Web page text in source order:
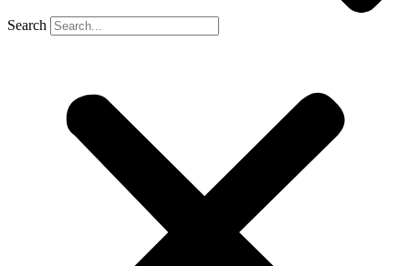
Search